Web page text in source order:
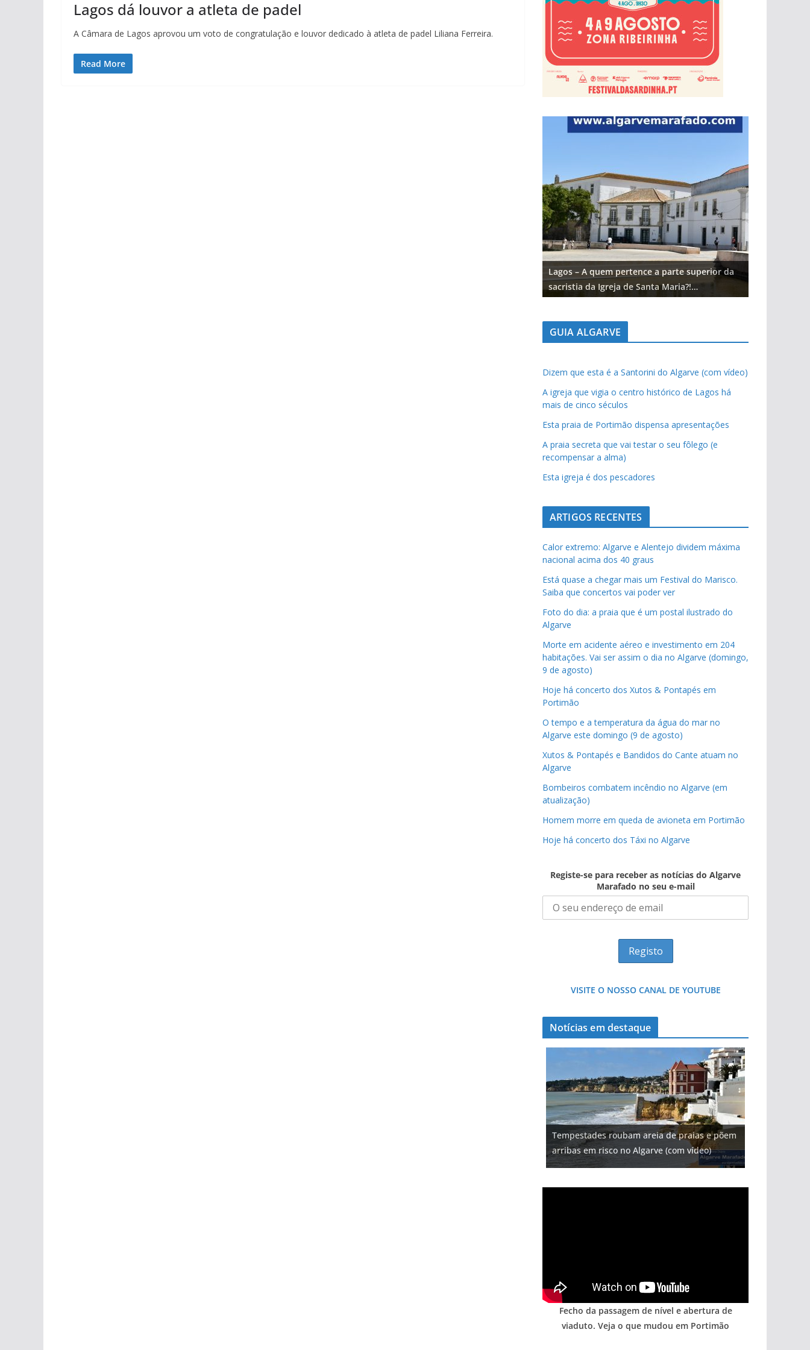
Lagos dá louvor a atleta de padel
A Câmara de Lagos aprovou um voto de congratulação e louvor dedicado à atleta de padel Liliana Ferreira.
Read More
Lagos – A quem pertence a parte superior da
sacristia da Igreja de Santa Maria?!…
GUIA ALGARVE
Dizem que esta é a Santorini do Algarve (com vídeo)
A igreja que vigia o centro histórico de Lagos há
mais de cinco séculos
Esta praia de Portimão dispensa apresentações
A praia secreta que vai testar o seu fôlego (e
recompensar a alma)
Esta igreja é dos pescadores
ARTIGOS RECENTES
Calor extremo: Algarve e Alentejo dividem máxima
nacional acima dos 40 graus
Está quase a chegar mais um Festival do Marisco.
Saiba que concertos vai poder ver
Foto do dia: a praia que é um postal ilustrado do
Algarve
Morte em acidente aéreo e investimento em 204
habitações. Vai ser assim o dia no Algarve (domingo,
9 de agosto)
Hoje há concerto dos Xutos & Pontapés em
Portimão
O tempo e a temperatura da água do mar no
Algarve este domingo (9 de agosto)
Xutos & Pontapés e Bandidos do Cante atuam no
Algarve
Bombeiros combatem incêndio no Algarve (em
atualização)
Homem morre em queda de avioneta em Portimão
Hoje há concerto dos Táxi no Algarve
Registe-se para receber as notícias do Algarve
Marafado no seu e-mail
VISITE O NOSSO CANAL DE YOUTUBE
Notícias em destaque
Tempestades roubam areia de praias e põem
arribas em risco no Algarve (com vídeo)
Projeto milionário: investimento de 108
milhões de euros na construção de dois
hotéis (com vídeo)
Foto do dia: uma cidade algarvia que cresceu
entre redes e fábricas
Milagre da água. Fontes emblemáticas do
Algarve voltam a ter vida (com vídeo)
Tapas do mar a 3 euros cada. Nova rota
gastronómica nasce no Algarve
Fecho da passagem de nível e abertura de
viaduto. Veja o que mudou em Portimão